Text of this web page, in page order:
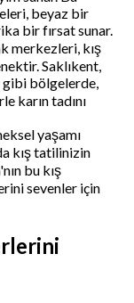
beyaz bir
bir fırsat sunar.
merkezleri, kış
Saklıkent,
gibi bölgelerde,
karın tadını
yaşamı
kış tatilinizin
bu kış
sevenler için